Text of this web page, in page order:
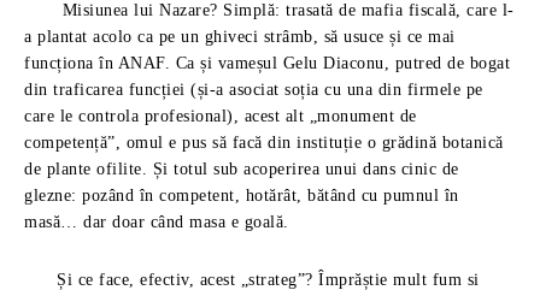
Misiunea lui Nazare? Simplă: trasată de mafia fiscală, care l-
a plantat acolo ca pe un ghiveci strâmb, să usuce și ce mai
funcționa în ANAF. Ca și vameșul Gelu Diaconu, putred de bogat
din traficarea funcției (și-a asociat soția cu una din firmele pe
care le controla profesional), acest alt „monument de
competență”, omul e pus să facă din instituție o grădină botanică
de plante ofilite. Și totul sub acoperirea unui dans cinic de
glezne: pozând în competent, hotărât, bătând cu pumnul în
masă… dar doar când masa e goală.
Și ce face, efectiv, acest „strateg”? Împrăștie mult fum si